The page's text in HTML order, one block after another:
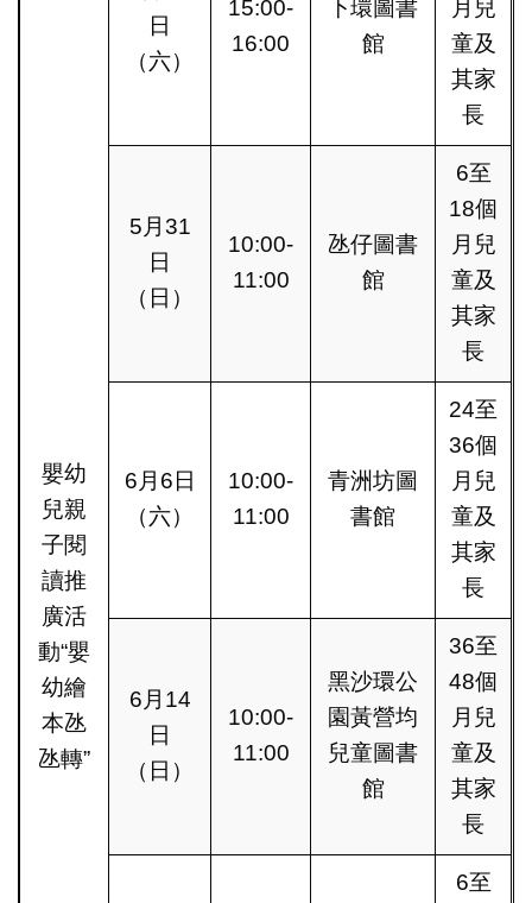
嬰幼
兒親
子閱
讀推
廣活
動“嬰
幼繪
本氹
氹轉”
日
（六）
15:00-
16:00
下環圖書
館
月兒
童及
其家
長
5月31
日
（日）
10:00-
11:00
氹仔圖書
館
6至
18個
月兒
童及
其家
長
6月6日
（六）
10:00-
11:00
青洲坊圖
書館
24至
36個
月兒
童及
其家
長
6月14
日
（日）
10:00-
11:00
黑沙環公
園黃營均
兒童圖書
館
36至
48個
月兒
童及
其家
長
6至